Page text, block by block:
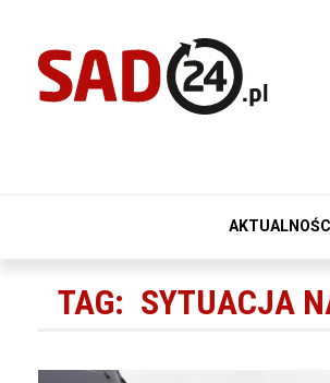
TAG: SYTUACJA